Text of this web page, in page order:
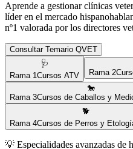
Aprende a gestionar clínicas
líder en el mercado
nº1 valorada por los directores
Consultar Temario QVET
🩺
Rama 1Cursos ATV
Rama 2
🐎
Rama 3Cursos de Caballos y
🐕
Rama 4Cursos de Perros y
💡 Especialidades avanzadas de